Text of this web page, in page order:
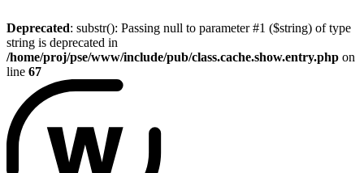
Deprecated: substr(): Passing null to parameter #1 ($string) of type
string is deprecated in
/home/proj/pse/www/include/pub/class.cache.show.entry.php on
line 67